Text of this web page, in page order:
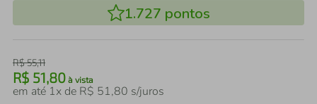
1.727 pontos
R$55,11
R$ 51,80 à vista
em até 1x de R$ 51,80 s/juros